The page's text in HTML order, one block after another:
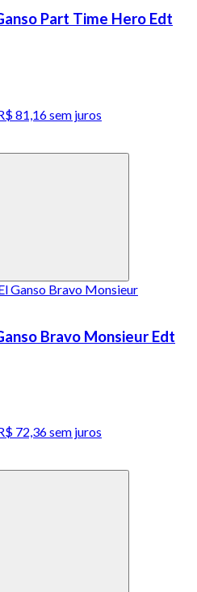
Part Time Hero Edt
81,16 sem juros
Bravo Monsieur Edt
72,36 sem juros